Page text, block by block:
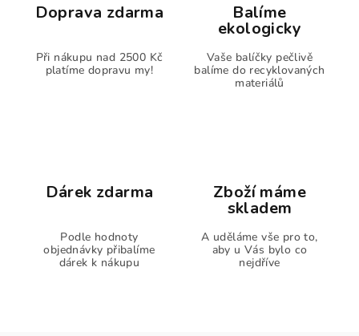
Doprava zdarma
Při nákupu nad 2500 Kč
platíme dopravu my!
Balíme
ekologicky
Vaše balíčky pečlivě
balíme do recyklovaných
materiálů
Dárek zdarma
Podle hodnoty
objednávky přibalíme
dárek k nákupu
Zboží máme
skladem
A uděláme vše pro to,
aby u Vás bylo co
nejdříve